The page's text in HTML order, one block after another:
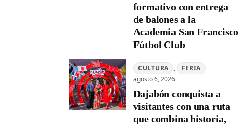
formativo con entrega
de balones a la
Academia San Francisco
Fútbol Club
CULTURA ,
FERIA
agosto 6, 2026
Dajabón conquista a
visitantes con una ruta
que combina historia,